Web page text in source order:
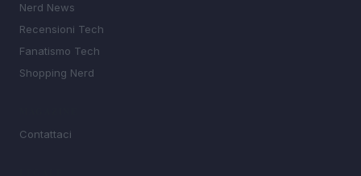
Nerd News
Recensioni Tech
Fanatismo Tech
Shopping Nerd
Contattaci